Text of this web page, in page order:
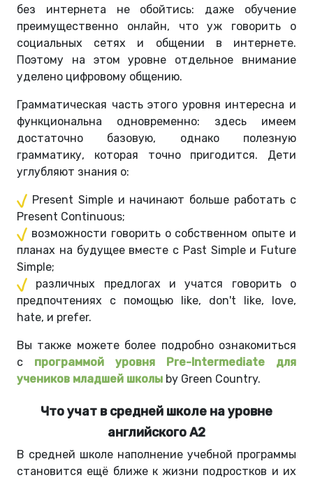
без интернета не обойтись: даже обучение
преимущественно онлайн, что уж говорить о
социальных сетях и общении в интернете.
Поэтому на этом уровне отдельное внимание
уделено цифровому общению.
Грамматическая часть этого уровня интересна и
функциональна одновременно: здесь имеем
достаточно базовую, однако полезную
грамматику, которая точно пригодится. Дети
углубляют знания о:
Present Simple и начинают больше работать с
Present Continuous;
возможности говорить о собственном опыте и
планах на будущее вместе с Past Simple и Future
Simple;
различных предлогах и учатся говорить о
предпочтениях с помощью like, don't like, love,
hate, и prefer.
Вы также можете более подробно ознакомиться
с программой уровня Pre-Intermediate для
учеников младшей школы by Green Country.
Что учат в средней школе на уровне
английского A2
В средней школе наполнение учебной программы
становится ещё ближе к жизни подростков и их